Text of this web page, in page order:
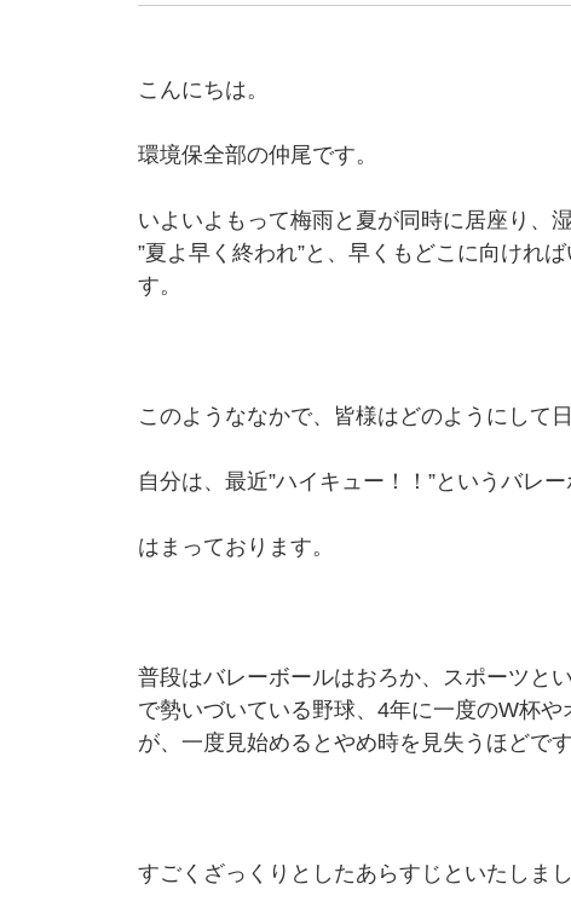
こんにちは。
環境保全部の仲尾です。
いよいよもって梅雨と夏が同時に居座り、
”夏よ早く終われ”と、早くもどこに向けれ
す。
このようななかで、皆様はどのようにして
自分は、最近”ハイキュー！！”というバレ
はまっております。
普段はバレーボールはおろか、スポーツと
で勢いづいている野球、4年に一度のW杯
が、一度見始めるとやめ時を見失うほどです
すごくざっくりとしたあらすじといたしま